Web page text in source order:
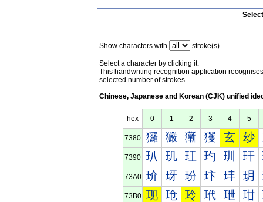
Show characters with stroke(s).
Select a character by clicking it.
This handwriting recognition application
selected number of strokes.
Chinese, Japanese and Korean (CJK) unified
hex 0 1 2 3 4 5
7380 玀 玁 玂 玃 玄 玅
7390 玐 玑 玒 玓 玔 玕
73A0 玠 玡 玢 玣 玤 玥
73B0 现 玱 玲 玳 玴 玵